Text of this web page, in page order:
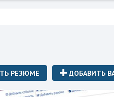
РЕЗЮМЕ ДОБАВИТЬ